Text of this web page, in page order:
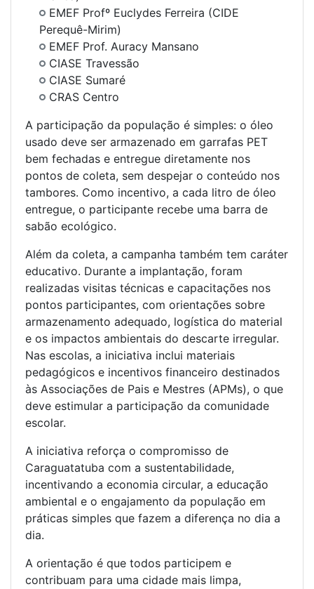
EMEF Profº Euclydes Ferreira (CIDE
Perequê-Mirim)
EMEF Prof. Auracy Mansano
CIASE Travessão
CIASE Sumaré
CRAS Centro
A participação da população é simples: o óleo
usado deve ser armazenado em garrafas PET
bem fechadas e entregue diretamente nos
pontos de coleta, sem despejar o conteúdo nos
tambores. Como incentivo, a cada litro de óleo
entregue, o participante recebe uma barra de
sabão ecológico.
Além da coleta, a campanha também tem caráter
educativo. Durante a implantação, foram
realizadas visitas técnicas e capacitações nos
pontos participantes, com orientações sobre
armazenamento adequado, logística do material
e os impactos ambientais do descarte irregular.
Nas escolas, a iniciativa inclui materiais
pedagógicos e incentivos financeiro destinados
às Associações de Pais e Mestres (APMs), o que
deve estimular a participação da comunidade
escolar.
A iniciativa reforça o compromisso de
Caraguatatuba com a sustentabilidade,
incentivando a economia circular, a educação
ambiental e o engajamento da população em
práticas simples que fazem a diferença no dia a
dia.
A orientação é que todos participem e
contribuam para uma cidade mais limpa,